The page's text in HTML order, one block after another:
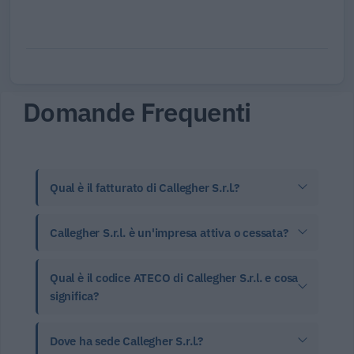
Domande Frequenti
Qual è il fatturato di Callegher S.r.l.?
Callegher S.r.l. è un'impresa attiva o cessata?
Qual è il codice ATECO di Callegher S.r.l. e cosa
significa?
Dove ha sede Callegher S.r.l.?